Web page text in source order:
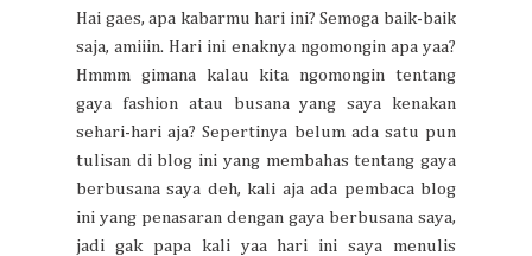
Hai gaes, apa kabarmu hari ini? Semoga baik-baik
saja, amiiin. Hari ini enaknya ngomongin apa yaa?
Hmmm gimana kalau kita ngomongin tentang
gaya fashion atau busana yang saya kenakan
sehari-hari aja? Sepertinya belum ada satu pun
tulisan di blog ini yang membahas tentang gaya
berbusana saya deh, kali aja ada pembaca blog
ini yang penasaran dengan gaya berbusana saya,
jadi gak papa kali yaa hari ini saya menulis